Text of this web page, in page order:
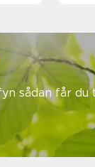
hjælp i